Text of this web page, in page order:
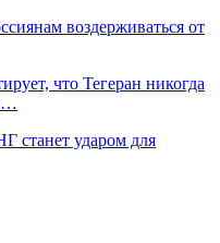
воздерживаться от
что Тегеран никогда
станет ударом для